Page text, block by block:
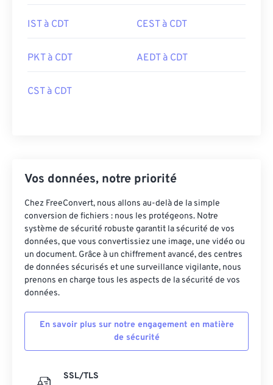
IST à CDT CEST à CDT
PKT à CDT AEDT à CDT
CST à CDT
Vos données, notre priorité
Chez FreeConvert, nous allons au-delà de la simple
conversion de fichiers : nous les protégeons. Notre
système de sécurité robuste garantit la sécurité de vos
données, que vous convertissiez une image, une vidéo ou
un document. Grâce à un chiffrement avancé, des centres
de données sécurisés et une surveillance vigilante, nous
prenons en charge tous les aspects de la sécurité de vos
données.
En savoir plus sur notre engagement en matière
de sécurité
SSL/TLS